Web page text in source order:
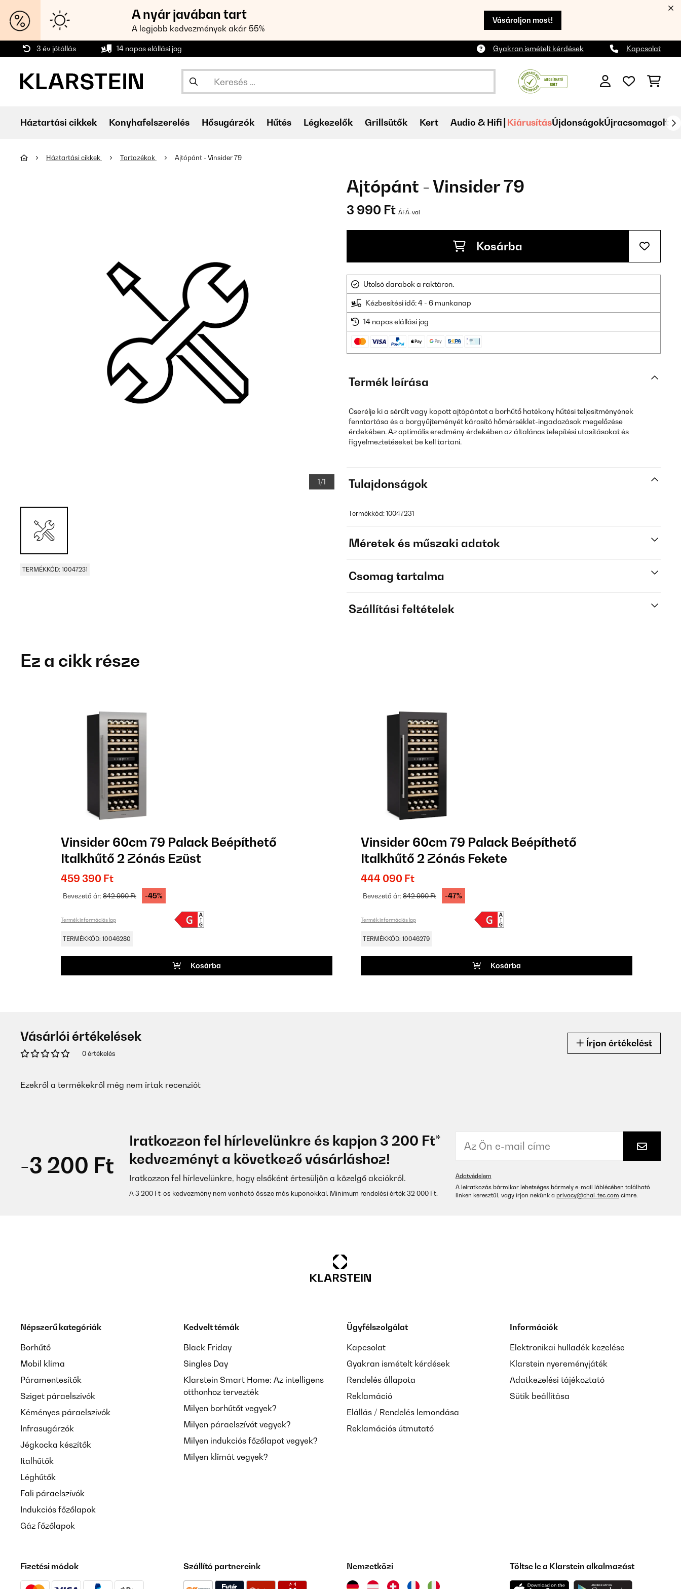
A nyár javában tart
A legjobb kedvezmények akár 55%
Vásároljon most!
3 év jótállás 14 napos elállási jog Gyakran ismételt kérdések Kapcsolat
Háztartási cikkek Konyhafelszerelés Hősugárzók Hűtés Légkezelők Grillsütők Kert Audio & Hifi KiárusításÚjdonságokÚjracsomagolt
Háztartási cikkek Tartozékok Ajtópánt - Vinsider 79
1/1
TERMÉKKÓD: 10047231
Ajtópánt - Vinsider 79
3 990 Ft ÁFÁ-val
Kosárba
Utolsó darabok a raktáron.
Kézbesítési idő: 4 - 6 munkanap
14 napos elállási jog
Termék leírása
Cserélje ki a sérült vagy kopott ajtópántot a borhűtő hatékony hűtési teljesítményének
fenntartása és a borgyűjteményét károsító hőmérséklet-ingadozások megelőzése
érdekében. Az optimális eredmény érdekében az általános telepítési utasításokat és
figyelmeztetéseket be kell tartani.
Tulajdonságok
Termékkód: 10047231
Méretek és műszaki adatok
Csomag tartalma
Szállítási feltételek
Ez a cikk része
Vinsider 60cm 79 Palack Beépíthető
Italkhűtő 2 Zónás Ezüst
459 390 Ft
Bevezető ár:842 990 Ft -45%
Termék információs lap
TERMÉKKÓD: 10046280
Kosárba
Vinsider 60cm 79 Palack Beépíthető
Italkhűtő 2 Zónás Fekete
444 090 Ft
Bevezető ár:842 990 Ft -47%
Termék információs lap
TERMÉKKÓD: 10046279
Kosárba
Vásárlói értékelések
0 értékelés
Írjon értékelést
Ezekről a termékekről még nem írtak recenziót
-3 200 Ft
Iratkozzon fel hírlevelünkre és kapjon 3 200 Ft*
kedvezményt a következő vásárláshoz!
Iratkozzon fel hírlevelünkre, hogy elsőként értesüljön a közelgő akciókról.
A 3 200 Ft-os kedvezmény nem vonható össze más kuponokkal. Minimum rendelési érték 32 000 Ft.
Adatvédelem
A leiratkozás bármikor lehetséges bármely e-mail láblécében található
linken keresztül, vagy írjon nekünk a privacy@chal-tec.com címre.
Népszerű kategóriák
Borhűtő
Mobil klíma
Páramentesítők
Sziget páraelszívók
Kéményes páraelszívók
Infrasugárzók
Jégkocka készítők
Italhűtők
Léghűtők
Fali páraelszívók
Indukciós főzőlapok
Gáz főzőlapok
Kedvelt témák
Black Friday
Singles Day
Klarstein Smart Home: Az intelligens
otthonhoz tervezték
Milyen borhűtőt vegyek?
Milyen páraelszívót vegyek?
Milyen indukciós főzőlapot vegyek?
Milyen klímát vegyek?
Ügyfélszolgálat
Kapcsolat
Gyakran ismételt kérdések
Rendelés állapota
Reklamáció
Elállás / Rendelés lemondása
Reklamációs útmutató
Információk
Elektronikai hulladék kezelése
Klarstein nyereményjáték
Adatkezelési tájékoztató
Sütik beállítása
Fizetési módok Szállító partnereink Nemzetközi Töltse le a Klarstein alkalmazást